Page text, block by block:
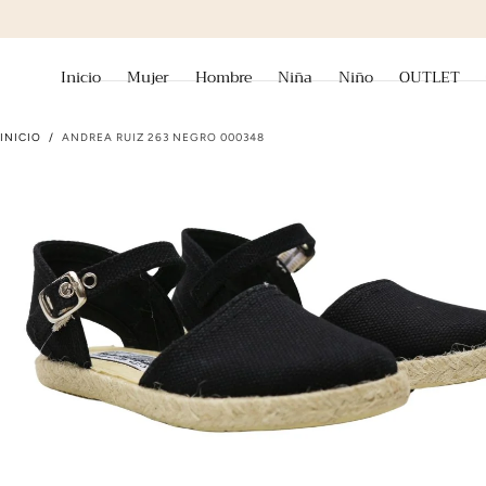
Inicio Mujer Hombre Niña Niño OUTLET
INICIO / ANDREA RUIZ 263 NEGRO 000348